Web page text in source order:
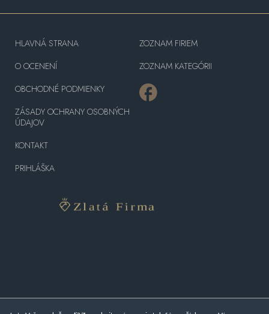
HLAVNÁ STRANA
O OCENENÍ
OBCHODNÉ PODMIENKY
ZÁSADY OCHRANY OSOBNÝCH
ÚDAJOV
KONTAKT
PRIHLÁŠKA
ZOZNAM FIRIEM
ZOZNAM KATEGÓRII